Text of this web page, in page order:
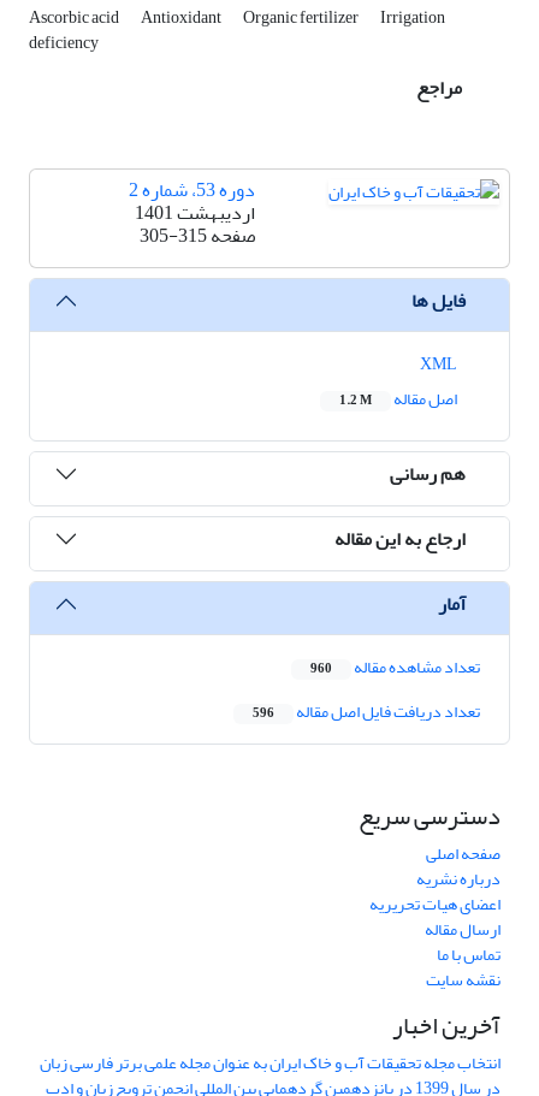
Ascorbic acid Antioxidant Organic fertilizer Irrigation
deficiency
مراجع
دوره 53، شماره 2
اردیبهشت 1401
صفحه305-315
فایل ها
اصل مقاله
1.2 M
هم رسانی
ارجاع به این مقاله
آمار
تعداد مشاهده مقاله 960
تعداد دریافت فایل اصل مقاله 596
دسترسی سریع
صفحه اصلی
درباره نشریه
اعضای هیات تحریریه
ارسال مقاله
تماس با ما
نقشه سایت
آخرین اخبار
انتخاب مجله تحقیقات آب و خاک ایران به عنوان مجله علمی برتر فارسی زبان
در سال 1399 در پانزدهمین گردهمایی بین المللی انجمن ترویج زبان و ادب